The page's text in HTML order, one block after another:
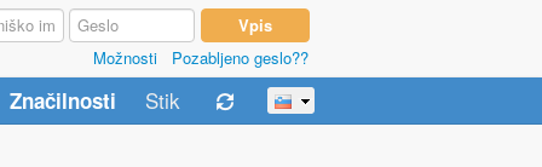
Možnosti Pozabljeno geslo??
Značilnosti Stik